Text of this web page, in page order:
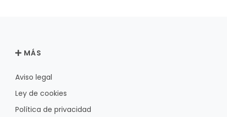
MÁS
Aviso legal
Ley de cookies
Política de privacidad